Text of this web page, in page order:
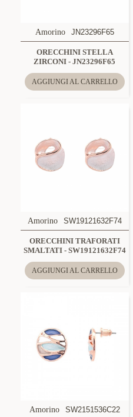
Amorino JN23296F65
ORECCHINI STELLA
ZIRCONI - JN23296F65
AGGIUNGI AL CARRELLO
Amorino SW19121632F74
ORECCHINI TRAFORATI
SMALTATI - SW19121632F74
AGGIUNGI AL CARRELLO
Amorino SW2151536C22